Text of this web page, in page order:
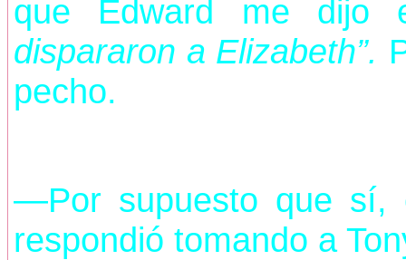
que Edward me dijo
dispararon a Elizabeth”.
pecho.
—Por supuesto que sí,
respondió tomando a